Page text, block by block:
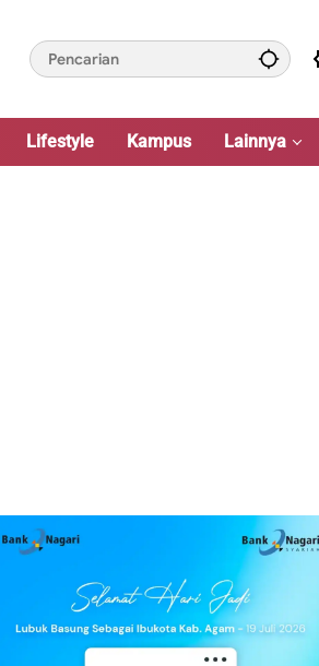
Lifestyle Kampus Lainnya